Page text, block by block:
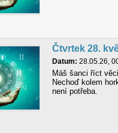
Čtvrtek 28.
Datum: 28.05.26,
Máš šanci říct
Nechoď kolem
není potřeba.